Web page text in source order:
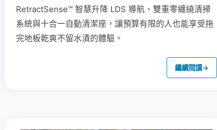
RetractSense™ 智慧升降 LDS 導航、雙重零纏繞清掃
系統與十合一自動清潔座，讓預算有限的人也能享受拖
完地板乾爽不留水漬的體驗。
繼續閱讀→